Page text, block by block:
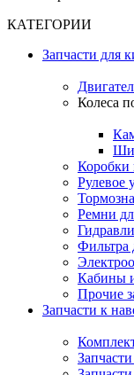
КАТЕГОРИИ
Запчасти для
Колеса
Коробки
Рулевое
Ремни
Фильтра
Кабины
Прочие
Запчасти к